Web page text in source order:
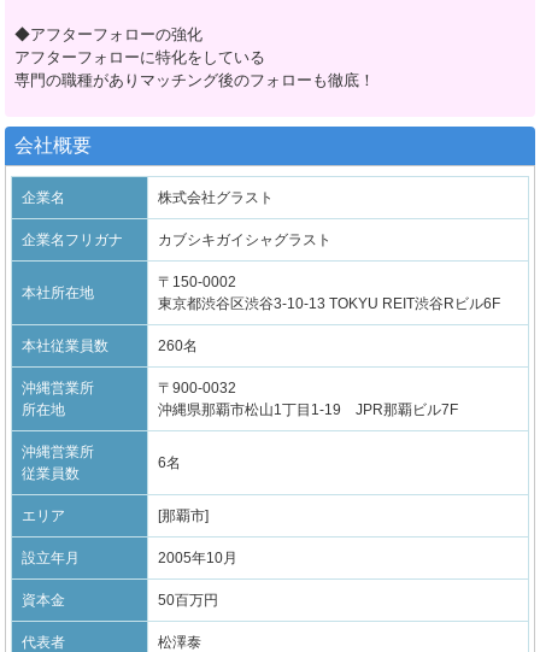
◆アフターフォローの強化
アフターフォローに特化をしている
専門の職種がありマッチング後のフォローも徹底！
会社概要
企業名 株式会社グラスト
企業名フリガナ カブシキガイシャグラスト
本社所在地
〒150-0002
東京都渋谷区渋谷3-10-13 TOKYU REIT渋谷Rビル6F
本社従業員数 260名
沖縄営業所
所在地
〒900-0032
沖縄県那覇市松山1丁目1-19 JPR那覇ビル7F
沖縄営業所
従業員数
6名
エリア [那覇市]
設立年月 2005年10月
資本金 50百万円
代表者 松澤泰